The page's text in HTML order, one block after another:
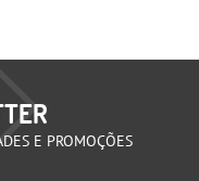
E PROMOÇÕES